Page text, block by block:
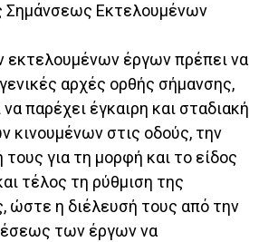
Σημάνσεως Εκτελουμένων
έργων πρέπει να
αρχές ορθής σήμανσης,
παρέχει έγκαιρη και σταδιακή
κινουμένων στις οδούς, την
για τη μορφή και το είδος
τέλος τη ρύθμιση της
ώστε η διέλευσή τους από την
των έργων να